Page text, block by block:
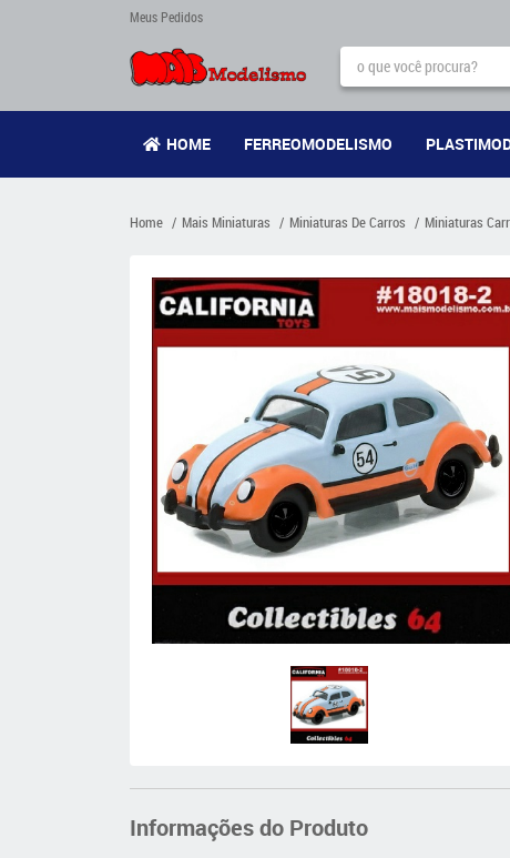
Meus Pedidos
HOME FERREOMODELISMO
Home Mais Miniaturas Miniaturas De Carros Miniaturas
Informações do Produto